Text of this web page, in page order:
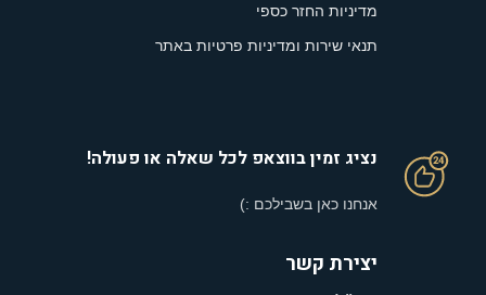
מדיניות החזר כספי
תנאי שירות ומדיניות פרטיות באתר
נציג זמין בווצאפ לכל שאלה או פעולה!
אנחנו כאן בשבילכם :)
יצירת קשר